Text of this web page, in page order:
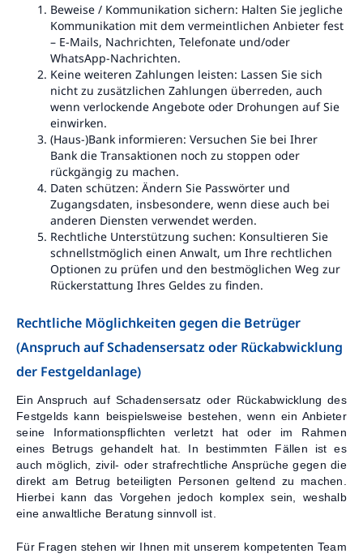
Beweise / Kommunikation sichern: Halten Sie jegliche
Kommunikation mit dem vermeintlichen Anbieter fest
– E-Mails, Nachrichten, Telefonate und/oder
WhatsApp-Nachrichten.
Keine weiteren Zahlungen leisten: Lassen Sie sich
nicht zu zusätzlichen Zahlungen überreden, auch
wenn verlockende Angebote oder Drohungen auf Sie
einwirken.
(Haus-)Bank informieren: Versuchen Sie bei Ihrer
Bank die Transaktionen noch zu stoppen oder
rückgängig zu machen.
Daten schützen: Ändern Sie Passwörter und
Zugangsdaten, insbesondere, wenn diese auch bei
anderen Diensten verwendet werden.
Rechtliche Unterstützung suchen: Konsultieren Sie
schnellstmöglich einen Anwalt, um Ihre rechtlichen
Optionen zu prüfen und den bestmöglichen Weg zur
Rückerstattung Ihres Geldes zu finden.
Rechtliche Möglichkeiten gegen die Betrüger
(Anspruch auf Schadensersatz oder Rückabwicklung
der Festgeldanlage)
Ein Anspruch auf Schadensersatz oder Rückabwicklung des
Festgelds kann beispielsweise bestehen, wenn ein Anbieter
seine Informationspflichten verletzt hat oder im Rahmen
eines Betrugs gehandelt hat. In bestimmten Fällen ist es
auch möglich, zivil- oder strafrechtliche Ansprüche gegen die
direkt am Betrug beteiligten Personen geltend zu machen.
Hierbei kann das Vorgehen jedoch komplex sein, weshalb
eine anwaltliche Beratung sinnvoll ist.
Für Fragen stehen wir Ihnen mit unserem kompetenten Team